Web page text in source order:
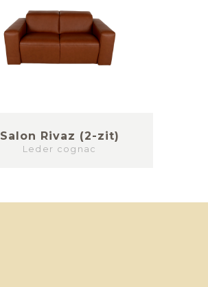
Salon Rivaz (2-zit)
Leder cognac